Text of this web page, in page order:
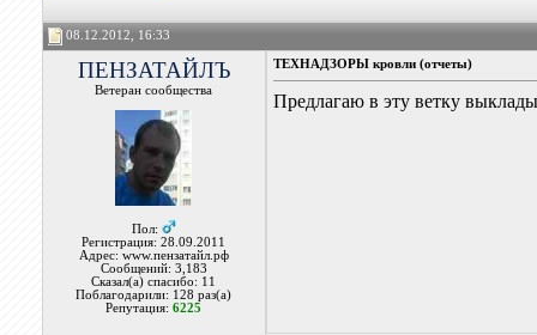
08.12.2012, 16:33
ПЕНЗАТАЙЛЪ
Ветеран сообщества
Пол:
Регистрация: 28.09.2011
Адрес: www.пензатайл.рф
Сообщений: 3,183
Сказал(а) спасибо: 11
Поблагодарили: 128 раз(а)
Репутация:6225
ТЕХНАДЗОРЫ кровли (отчеты)
Предлагаю в эту ветку